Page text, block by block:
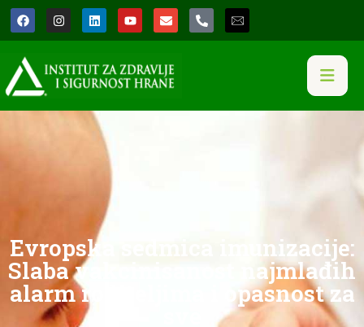
Evropska sedmica imunizacije:
Slaba vakcinisanost najmlađih
alarm roditeljima i opasnost za